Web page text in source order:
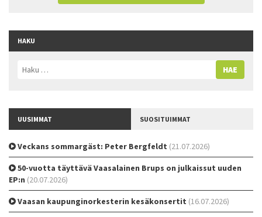
HAKU
Haku:
UUSIMMAT SUOSITUIMMAT
Veckans sommargäst: Peter Bergfeldt (21.07.2026)
50-vuotta täyttävä Vaasalainen Brups on julkaissut uuden
EP:n (20.07.2026)
Vaasan kaupunginorkesterin kesäkonsertit (16.07.2026)